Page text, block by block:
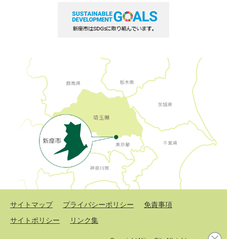
サイトマップ プライバシーポリシー
免責事項
サイトポリシー
リンク集